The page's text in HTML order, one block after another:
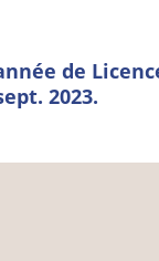
de
2023.